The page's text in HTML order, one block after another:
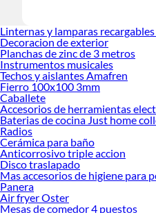
Linternas y lamparas
Decoracion de exterior
Planchas de zinc de 3 metros
Instrumentos musicales
Techos y aislantes Amafren
Fierro 100x100 3mm
Caballete
Accesorios de herramientas
Baterias de cocina Just home
Radios
Cerámica para baño
Anticorrosivo triple accion
Disco traslapado
Mas accesorios de higiene para
Panera
Air fryer Oster
Mesas de comedor 4 puestos